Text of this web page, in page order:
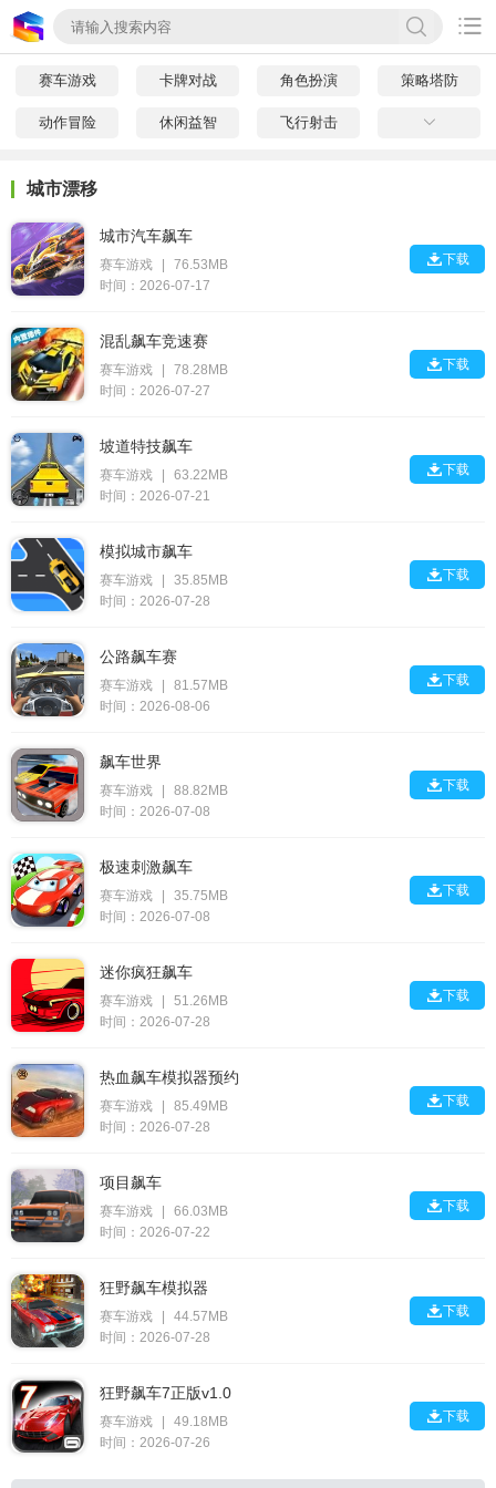

赛车游戏 卡牌对战 角色扮演 策略塔防
动作冒险 休闲益智 飞行射击 
城市漂移
城市汽车飙车
赛车游戏
76.53MB
时间：2026-07-17
下载
混乱飙车竞速赛
赛车游戏
78.28MB
时间：2026-07-27
下载
坡道特技飙车
赛车游戏
63.22MB
时间：2026-07-21
下载
模拟城市飙车
赛车游戏
35.85MB
时间：2026-07-28
下载
公路飙车赛
赛车游戏
81.57MB
时间：2026-08-06
下载
飙车世界
赛车游戏
88.82MB
时间：2026-07-08
下载
极速刺激飙车
赛车游戏
35.75MB
时间：2026-07-08
下载
迷你疯狂飙车
赛车游戏
51.26MB
时间：2026-07-28
下载
热血飙车模拟器预约
赛车游戏
85.49MB
时间：2026-07-28
下载
项目飙车
赛车游戏
66.03MB
时间：2026-07-22
下载
狂野飙车模拟器
赛车游戏
44.57MB
时间：2026-07-28
下载
狂野飙车7正版v1.0
赛车游戏
49.18MB
时间：2026-07-26
下载